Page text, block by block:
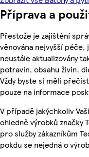
Příprava a
Přestože je zajištění
věnována nejvyšší
neustále aktualizovány
potravin, obsahu živin,
Vždy byste si měli
pouze na informace
V případě jakýchkoliv
ohledně výrobků značky
pro služby zákazníkům
pokdu se nejedná o